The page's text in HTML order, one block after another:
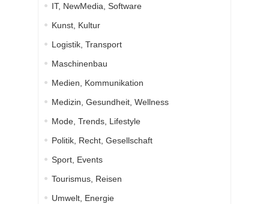
IT, NewMedia, Software
Kunst, Kultur
Logistik, Transport
Maschinenbau
Medien, Kommunikation
Medizin, Gesundheit, Wellness
Mode, Trends, Lifestyle
Politik, Recht, Gesellschaft
Sport, Events
Tourismus, Reisen
Umwelt, Energie